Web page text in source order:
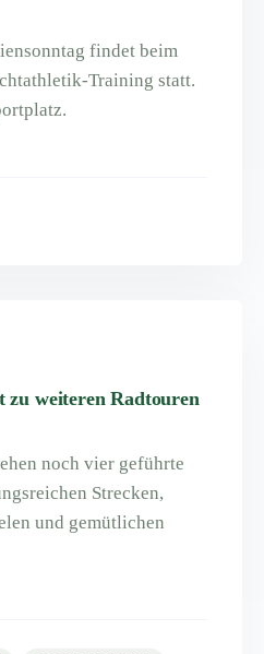
findet beim
Training statt.
zu weiteren Radtouren
noch vier geführte
Strecken,
und gemütlichen